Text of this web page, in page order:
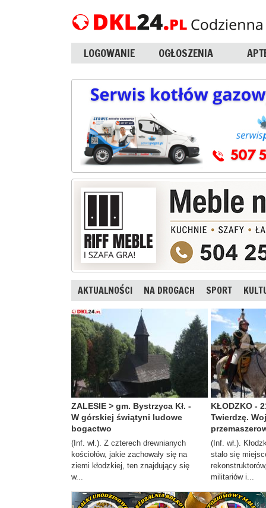
LOGOWANIE OGŁOSZENIA
AKTUALNOŚCI NA DROGACH SPORT
ZALESIE > gm. Bystrzyca Kł. -
W górskiej świątyni ludowe
bogactwo
(Inf. wł.). Z czterech drewnianych
kościołów, jakie zachowały się na
ziemi kłodzkiej, ten znajdujący się
w...
KŁODZKO -
Twierdzę.
(Inf. wł.).
stało się
militariów i...